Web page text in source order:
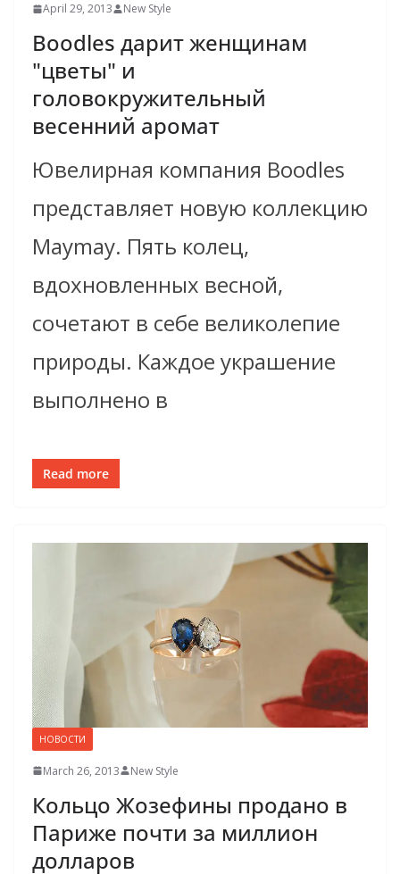
April 29, 2013 New Style
Boodles дарит женщинам
"цветы" и
головокружительный
весенний аромат
Ювелирная компания Boodles
представляет новую коллекцию
Maymay. Пять колец,
вдохновленных весной,
сочетают в себе великолепие
природы. Каждое украшение
выполнено в
Read more
НОВОСТИ
March 26, 2013 New Style
Кольцо Жозефины продано в
Париже почти за миллион
долларов